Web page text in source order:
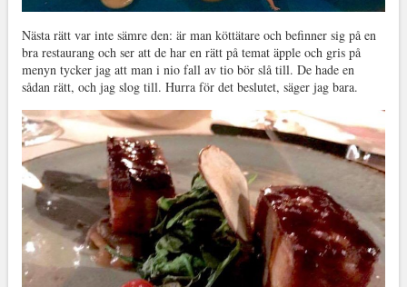
Nästa rätt var inte sämre den: är man köttätare och befinner sig på en
bra restaurang och ser att de har en rätt på temat äpple och gris på
menyn tycker jag att man i nio fall av tio bör slå till. De hade en
sådan rätt, och jag slog till. Hurra för det beslutet, säger jag bara.